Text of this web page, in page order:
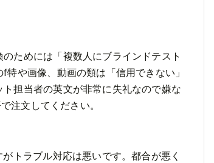
ためには「複数人にブラインドテスト
や画像、動画の類は「信用できない」
担当者の英文が非常に失礼なので嫌な
注文してください。
トラブル対応は悪いです。都合が悪く